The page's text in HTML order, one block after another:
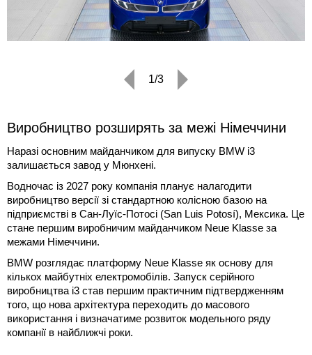
1/3
Виробництво розширять за межі Німеччини
Наразі основним майданчиком для випуску BMW i3
залишається завод у Мюнхені.
Водночас із 2027 року компанія планує налагодити
виробництво версії зі стандартною колісною базою на
підприємстві в Сан-Луїс-Потосі (San Luis Potosí), Мексика. Це
стане першим виробничим майданчиком Neue Klasse за
межами Німеччини.
BMW розглядає платформу Neue Klasse як основу для
кількох майбутніх електромобілів. Запуск серійного
виробництва i3 став першим практичним підтвердженням
того, що нова архітектура переходить до масового
використання і визначатиме розвиток модельного ряду
компанії в найближчі роки.